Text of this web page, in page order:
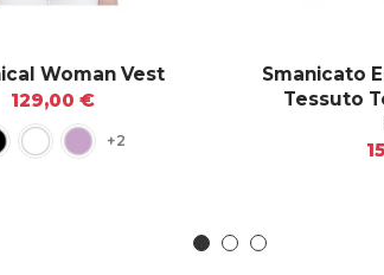
Woman Vest
129,00 €
+2
Smanicato
Tessuto